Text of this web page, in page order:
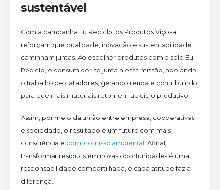
sustentável
Com a campanha Eu Reciclo, os Produtos Viçosa
reforçam que qualidade, inovação e sustentabilidade
caminham juntas. Ao escolher produtos com o selo Eu
Reciclo, o consumidor se junta a essa missão, apoiando
o trabalho de catadores, gerando renda e contribuindo
para que mais materiais retornem ao ciclo produtivo.
Assim, por meio da união entre empresa, cooperativas
e sociedade, o resultado é um futuro com mais
consciência e compromisso ambiental . Afinal,
transformar resíduos em novas oportunidades é uma
responsabilidade compartilhada, e cada atitude faz a
diferença.